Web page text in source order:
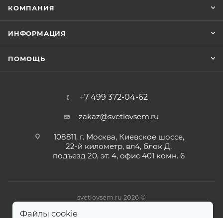
КОМПАНИЯ
ИНФОРМАЦИЯ
ПОМОЩЬ
+7 499 372-04-62
zakaz@svetlovsem.ru
108811, г. Москва, Киевское шоссе,
22-й километр, вл4, блок Д,
подъезд 20, эт. 4, офис 401 комн. 6
svetlovsem.ru 2026 ©
Файлы cookie